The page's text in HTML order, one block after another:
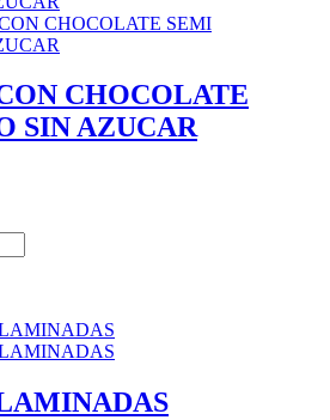
CHOCOLATE
SIN AZUCAR